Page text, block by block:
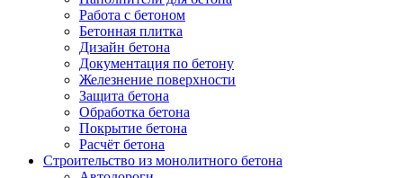
Работа с бетоном
Бетонная плитка
Дизайн бетона
Документация по бетону
Железнение поверхности
Защита бетона
Обработка бетона
Покрытие бетона
Расчёт бетона
Строительство из монолитного бетона